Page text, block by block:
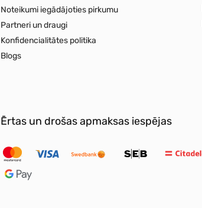
Noteikumi iegādājoties pirkumu
Partneri un draugi
Konfidencialitātes politika
Blogs
Ērtas un drošas apmaksas iespējas